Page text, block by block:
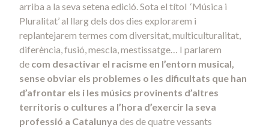
arriba a la seva setena edició. Sota el títol ‘Música i
Pluralitat’ al llarg dels dos dies explorarem i
replantejarem termes com diversitat, multiculturalitat,
diferència, fusió, mescla, mestissatge… I parlarem
de com desactivar el racisme en l’entorn musical,
sense obviar els problemes o les dificultats que han
d’afrontar els i les músics provinents d’altres
territoris o cultures a l’hora d’exercir la seva
professió a Catalunya des de quatre vessants